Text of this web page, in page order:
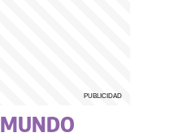
MUNDO